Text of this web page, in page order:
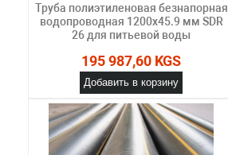
Труба полиэтиленовая безнапорная
водопроводная 1200х45.9 мм SDR
26 для питьевой воды
195 987,60 KGS
Добавить в корзину